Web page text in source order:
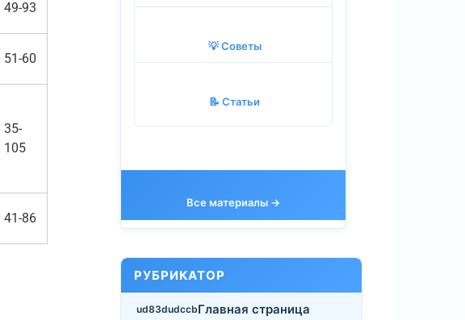
49-93
51-60
35-
105
41-86
💡 Советы
📝 Статьи
Все материалы →
РУБРИКАТОР
Главная страница